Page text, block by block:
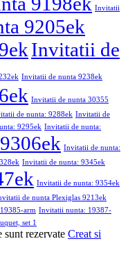
Invitatii
9205ek
Invitatii de
Invitatii de nunta 9238ek
Invitatii de nunta 30355
de nunta: 9288ek Invitatii de
9295ek Invitatii de nunta:
Invitatii de nunta:
Invitatii de nunta: 9345ek
Invitatii de nunta: 9354ek
de nunta Plexiglas 9213ek
arm Invitatii nunta: 19387-
set 1
sunt rezervate Creat si